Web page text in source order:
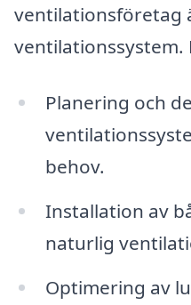
ventilationsföretag
Planering och
behov.
Installation av
naturlig
Optimering av